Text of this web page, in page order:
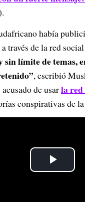
había
través de la red
sin límite de temas,
, escribió
de usarla red
conspirativas de
P